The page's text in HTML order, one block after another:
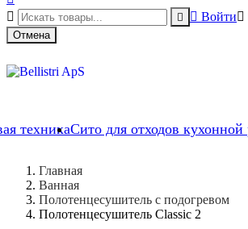
техникаСито для отходов


Отмена
 Войти
Главная
Ванная
Полотенцесушитель с подогревом
Полотенцесушитель Classic 2